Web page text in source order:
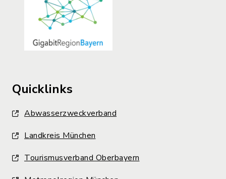
Quicklinks
Abwasserzweckverband
Landkreis München
Tourismusverband Oberbayern